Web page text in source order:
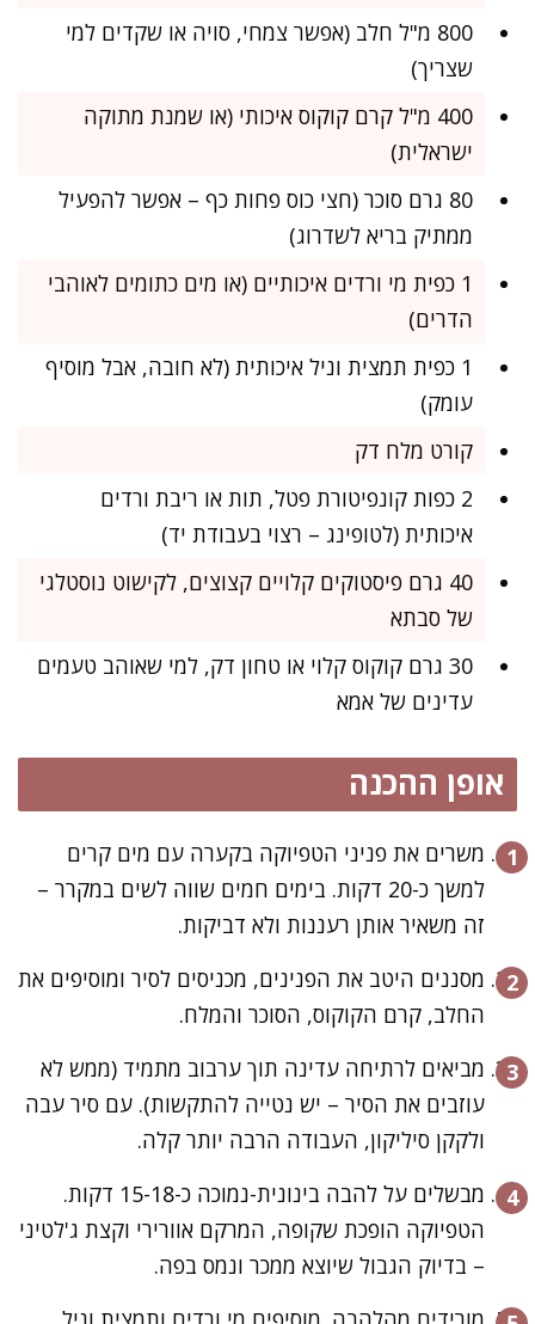
800 מ"ל חלב (אפשר צמחי, סויה או שקדים למי
שצריך)
400 מ"ל קרם קוקוס איכותי (או שמנת מתוקה
ישראלית)
80 גרם סוכר (חצי כוס פחות כף – אפשר להפעיל
ממתיק בריא לשדרוג)
1 כפית מי ורדים איכותיים (או מים כתומים לאוהבי
הדרים)
1 כפית תמצית וניל איכותית (לא חובה, אבל מוסיף
עומק)
קורט מלח דק
2 כפות קונפיטורת פטל, תות או ריבת ורדים
איכותית (לטופינג – רצוי בעבודת יד)
40 גרם פיסטוקים קלויים קצוצים, לקישוט נוסטלגי
של סבתא
30 גרם קוקוס קלוי או טחון דק, למי שאוהב טעמים
עדינים של אמא
אופן ההכנה
משרים את פניני הטפיוקה בקערה עם מים קרים
למשך כ-20 דקות. בימים חמים שווה לשים במקרר –
זה משאיר אותן רעננות ולא דביקות.
מסננים היטב את הפנינים, מכניסים לסיר ומוסיפים את
החלב, קרם הקוקוס, הסוכר והמלח.
מביאים לרתיחה עדינה תוך ערבוב מתמיד (ממש לא
עוזבים את הסיר – יש נטייה להתקשות). עם סיר עבה
ולקקן סיליקון, העבודה הרבה יותר קלה.
מבשלים על להבה בינונית-נמוכה כ-15-18 דקות.
הטפיוקה הופכת שקופה, המרקם אוורירי וקצת ג'לטיני
– בדיוק הגבול שיוצא ממכר ונמס בפה.